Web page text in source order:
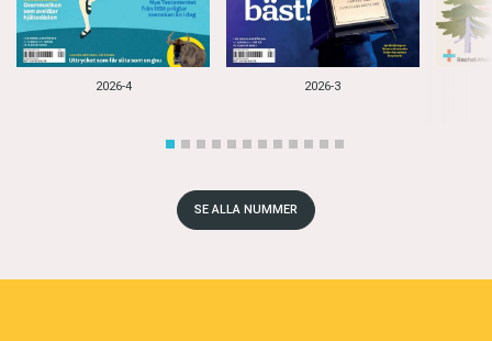
2026-4 2026-3
SE ALLA NUMMER